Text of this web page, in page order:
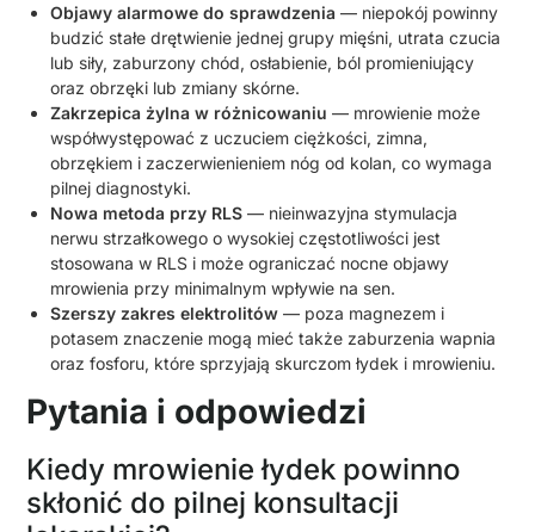
Objawy alarmowe do sprawdzenia — niepokój powinny
budzić stałe drętwienie jednej grupy mięśni, utrata czucia
lub siły, zaburzony chód, osłabienie, ból promieniujący
oraz obrzęki lub zmiany skórne.
Zakrzepica żylna w różnicowaniu — mrowienie może
współwystępować z uczuciem ciężkości, zimna,
obrzękiem i zaczerwienieniem nóg od kolan, co wymaga
pilnej diagnostyki.
Nowa metoda przy RLS — nieinwazyjna stymulacja
nerwu strzałkowego o wysokiej częstotliwości jest
stosowana w RLS i może ograniczać nocne objawy
mrowienia przy minimalnym wpływie na sen.
Szerszy zakres elektrolitów — poza magnezem i
potasem znaczenie mogą mieć także zaburzenia wapnia
oraz fosforu, które sprzyjają skurczom łydek i mrowieniu.
Pytania i odpowiedzi
Kiedy mrowienie łydek powinno
skłonić do pilnej konsultacji